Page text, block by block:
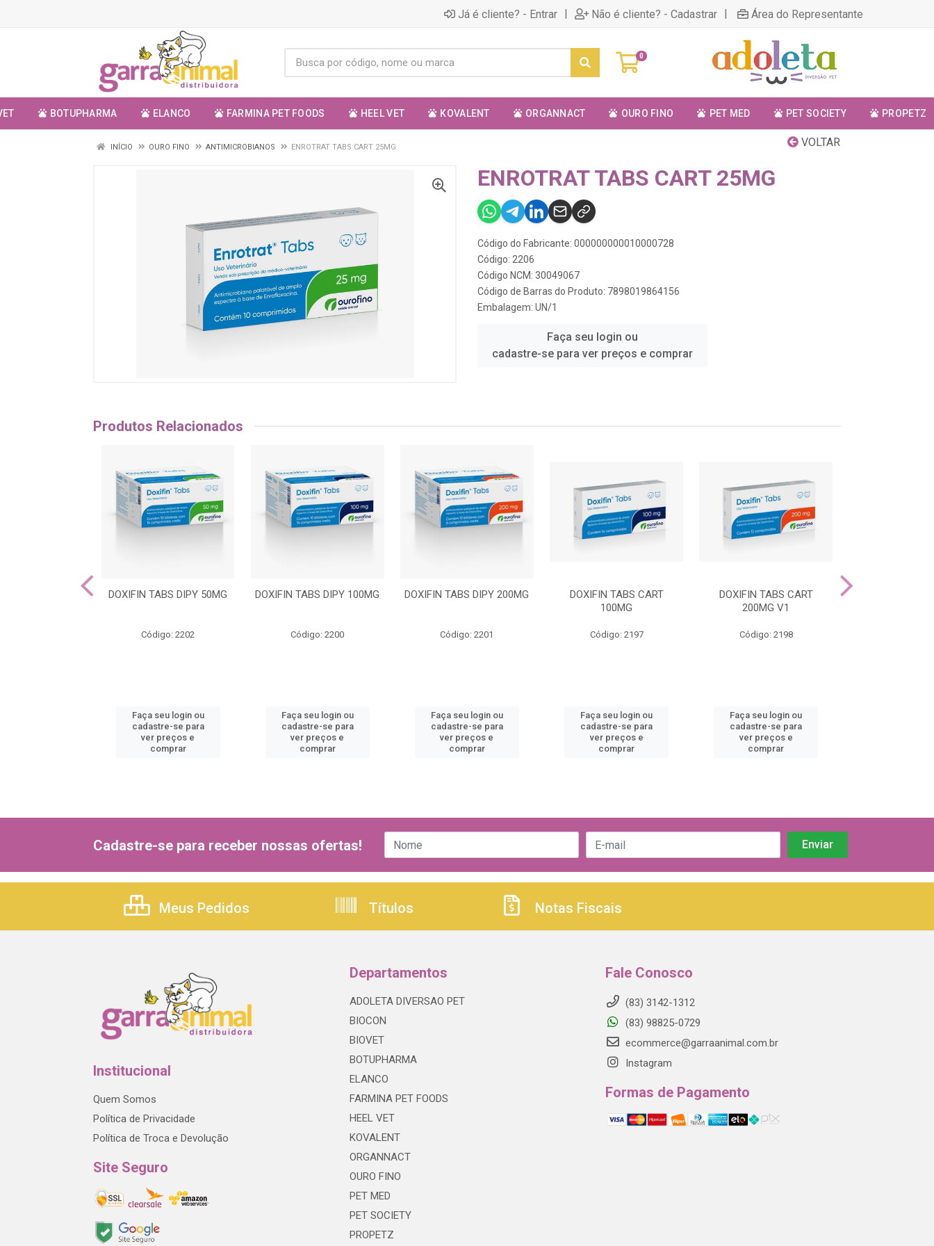
Já é cliente? - Entrar | Não é cliente? - Cadastrar | Área do Representante
0
BOTUPHARMA ELANCO FARMINA PET FOODS HEEL VET KOVALENT ORGANNACT OURO FINO PET MED PET SOCIETY PROPETZ
VOLTAR
INÍCIO OURO FINO ANTIMICROBIANOS ENROTRAT TABS CART 25MG
ENROTRAT TABS CART 25MG
Código do Fabricante: 000000000010000728
Código: 2206
Código NCM: 30049067
Código de Barras do Produto: 7898019864156
Embalagem: UN/1
Faça seu login ou
cadastre-se para ver preços e comprar
Produtos Relacionados
DOXIFIN TABS DIPY 50MG
Código: 2202
Faça seu login ou
cadastre-se para
ver preços e
comprar
DOXIFIN TABS DIPY 100MG
Código: 2200
Faça seu login ou
cadastre-se para
ver preços e
comprar
DOXIFIN TABS DIPY 200MG
Código: 2201
Faça seu login ou
cadastre-se para
ver preços e
comprar
DOXIFIN TABS CART
100MG
Código: 2197
Faça seu login ou
cadastre-se para
ver preços e
comprar
DOXIFIN TABS CART
200MG V1
Código: 2198
Faça seu login ou
cadastre-se para
ver preços e
comprar
Cadastre-se para receber nossas ofertas!
Meus Pedidos Títulos Notas Fiscais
Institucional
Quem Somos
Política de Privacidade
Política de Troca e Devolução
Site Seguro
Departamentos
ADOLETA DIVERSAO PET
BIOCON
BIOVET
BOTUPHARMA
ELANCO
FARMINA PET FOODS
HEEL VET
KOVALENT
ORGANNACT
OURO FINO
PET MED
PET SOCIETY
PROPETZ
Fale Conosco
(83) 3142-1312
(83) 98825-0729
ecommerce@garraanimal.com.br
Instagram
Formas de Pagamento